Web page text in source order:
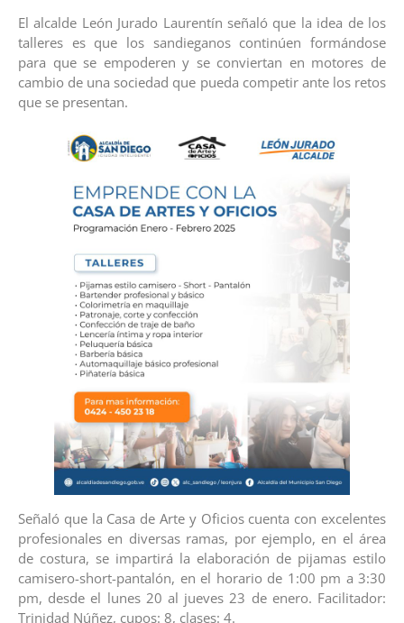
El alcalde León Jurado Laurentín señaló que la idea de los
talleres es que los sandieganos continúen formándose
para que se empoderen y se conviertan en motores de
cambio de una sociedad que pueda competir ante los retos
que se presentan.
Señaló que la Casa de Arte y Oficios cuenta con excelentes
profesionales en diversas ramas, por ejemplo, en el área
de costura, se impartirá la elaboración de pijamas estilo
camisero-short-pantalón, en el horario de 1:00 pm a 3:30
pm, desde el lunes 20 al jueves 23 de enero. Facilitador:
Trinidad Núñez, cupos: 8, clases: 4.